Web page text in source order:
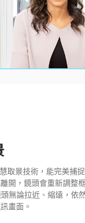
取景技術，能完美捕
開，鏡頭會重新調整
無論拉近、縮遠，依
畫面。